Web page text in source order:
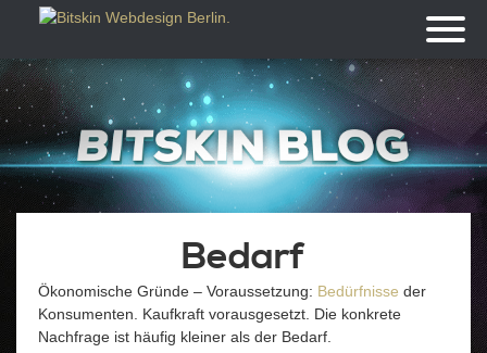
Bedarf
Ökonomische Gründe – Voraussetzung: Bedürfnisse der
Konsumenten. Kaufkraft vorausgesetzt. Die konkrete
Nachfrage ist häufig kleiner als der Bedarf.